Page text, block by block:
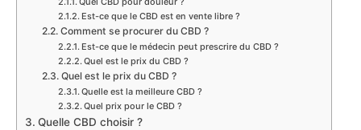
Est-ce que le CBD est en vente libre ?
Comment se procurer du CBD ?
Est-ce que le médecin peut prescrire du CBD ?
Quel est le prix du CBD ?
Quel est le prix du CBD ?
Quelle est la meilleure CBD ?
Quel prix pour le CBD ?
Quelle CBD choisir ?